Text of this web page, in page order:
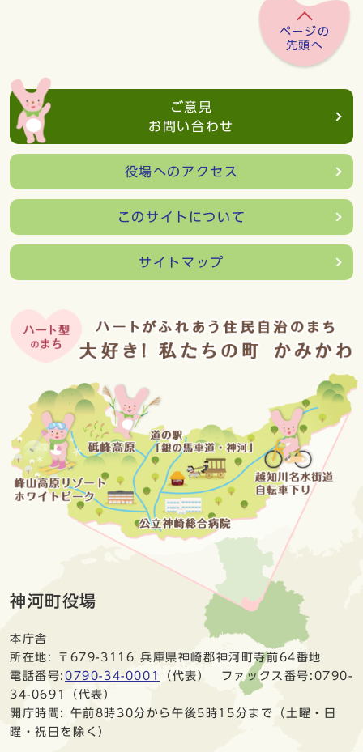
ページの
先頭へ
ご意見
お問い合わせ
役場へのアクセス
このサイトについて
サイトマップ
神河町役場
本庁舎
所在地: 〒679-3116 兵庫県神崎郡神河町寺前64番地
電話番号: 0790-34-0001
（代表） ファックス番号:0790-
34-0691（代表）
開庁時間: 午前8時30分から午後5時15分まで（土曜・日
曜・祝日を除く）